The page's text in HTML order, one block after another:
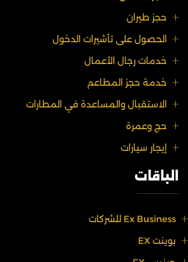
حجز طيران
الحصول على تأشيرات الدخول
خدمات رجال الأعمال
خدمة حجز المطاعم
الاستقبال والمساعدة في المطارات
حج وعمرة
إيجار سيارات
الباقات
Ex Business للشركات
بوينت EX